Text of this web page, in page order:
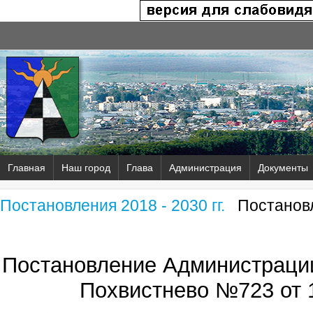
Главная Наш город Глава Администрация Документы
Постановления 2018 - 2030 гг.
Постановление
Похвистнево №723 от